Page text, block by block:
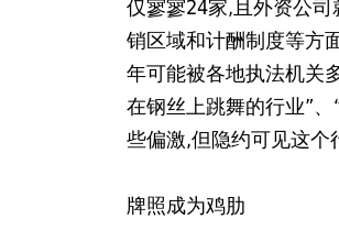
仅寥寥24家,且外资公
销区域和计酬制度等方
年可能被各地执法机关
在钢丝上跳舞的行业”
些偏激,但隐约可见这个
牌照成为鸡肋